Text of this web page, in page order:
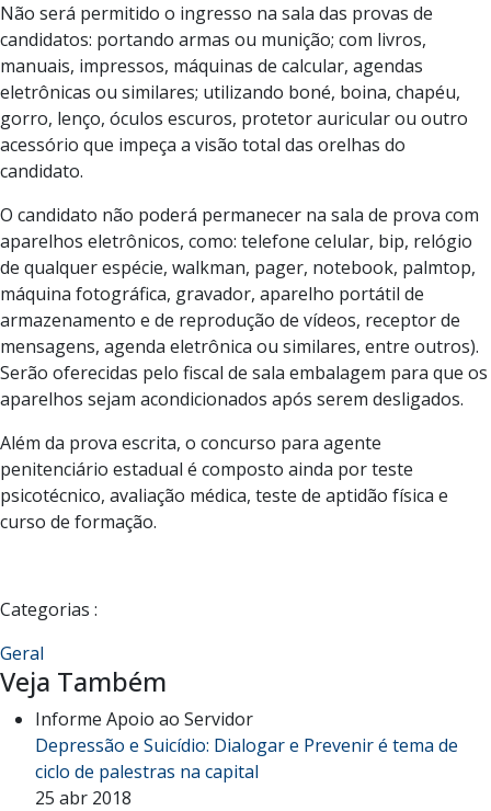
Não será permitido o ingresso na sala das provas de
candidatos: portando armas ou munição; com livros,
manuais, impressos, máquinas de calcular, agendas
eletrônicas ou similares; utilizando boné, boina, chapéu,
gorro, lenço, óculos escuros, protetor auricular ou outro
acessório que impeça a visão total das orelhas do
candidato.
O candidato não poderá permanecer na sala de prova com
aparelhos eletrônicos, como: telefone celular, bip, relógio
de qualquer espécie, walkman, pager, notebook, palmtop,
máquina fotográfica, gravador, aparelho portátil de
armazenamento e de reprodução de vídeos, receptor de
mensagens, agenda eletrônica ou similares, entre outros).
Serão oferecidas pelo fiscal de sala embalagem para que os
aparelhos sejam acondicionados após serem desligados.
Além da prova escrita, o concurso para agente
penitenciário estadual é composto ainda por teste
psicotécnico, avaliação médica, teste de aptidão física e
curso de formação.
Categorias :
Geral
Veja Também
Informe Apoio ao Servidor
Depressão e Suicídio: Dialogar e Prevenir é tema de
ciclo de palestras na capital
25 abr 2018